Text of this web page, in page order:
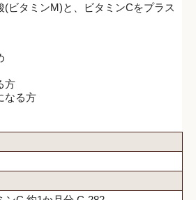
(ビタミンM)と、ビタミンCをプラス
方
なる方